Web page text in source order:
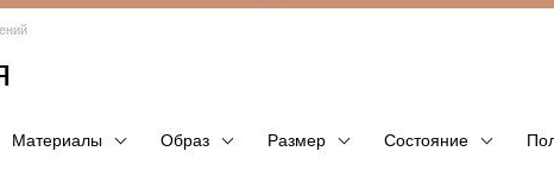
Материалы Образ Размер Состояние